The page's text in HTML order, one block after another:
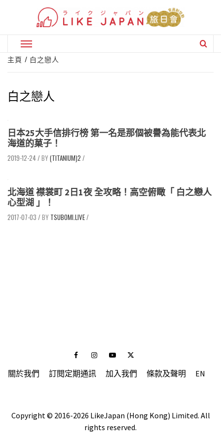
Primary
Menu
主頁 白之戀人
白之戀人
日本25大手信排行榜 第一名是那個被譽為能代表北
海道的菓子！
2019-12-24/ (TITANIUM)2 /
北海道 襟裳町 2日1夜 全攻略！高空俯瞰「 白之戀人
心型湖 」！
2017-07-03 / TSUBOMI.LIVE/
FacebookInstagramYoutubeTwitter
關於我們 訂閱定期通訊 加入我們 條款及聲明 EN
Copyright © 2016-2026 LikeJapan (Hong Kong) Limited. All
rights reserved.